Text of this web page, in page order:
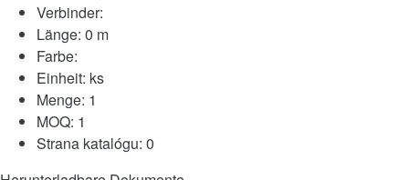
Verbinder:
Länge: 0 m
Farbe:
Einheit: ks
Menge: 1
MOQ: 1
Strana katalógu: 0